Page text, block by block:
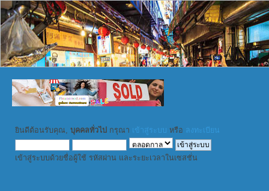
ยินดีต้อนรับคุณ, บุคคลทั่วไป กรุณา เข้าสู่ระบบ หรือ ลงทะเบียน
เข้าสู่ระบบด้วยชื่อผู้ใช้ รหัสผ่าน และระยะเวลาในเซสชั่น